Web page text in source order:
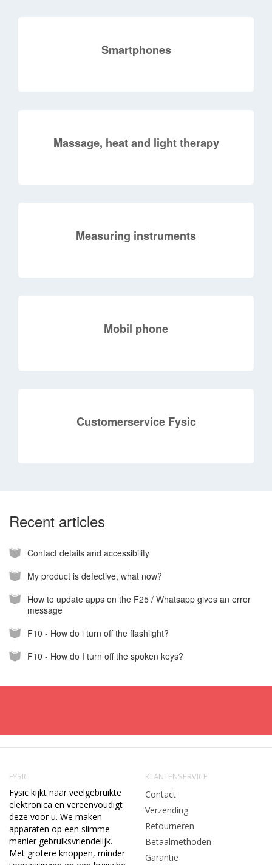
Smartphones
Massage, heat and light therapy
Measuring instruments
Mobil phone
Customerservice Fysic
Recent articles
Contact details and accessibility
My product is defective, what now?
How to update apps on the F25 / Whatsapp gives an error
message
F10 - How do i turn off the flashlight?
F10 - How do I turn off the spoken keys?
FYSIC
Fysic kijkt naar veelgebruikte
elektronica en vereenvoudigt
deze voor u. We maken
apparaten op een slimme
manier gebruiksvriendelijk.
Met grotere knoppen, minder
KLANTENSERVICE
Contact
Verzending
Retourneren
Betaalmethoden
Garantie